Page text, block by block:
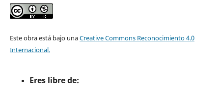
Este obra está bajo unaCreative Commons Reconocimiento 4.0
Internacional.
Eres libre de: